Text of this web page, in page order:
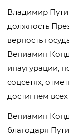
Владимир
должность
верность
Вениамин
инаугурации,
соцсетях,
достигнем
Вениамин
благодаря